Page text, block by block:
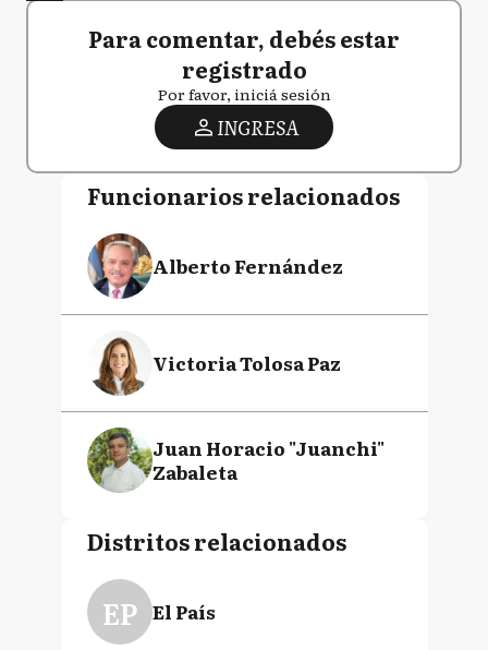
Para comentar, debés estar
registrado
Por favor, iniciá sesión
INGRESA
Funcionarios relacionados
Alberto Fernández
Victoria Tolosa Paz
Juan Horacio "Juanchi"
Zabaleta
Distritos relacionados
EP El País